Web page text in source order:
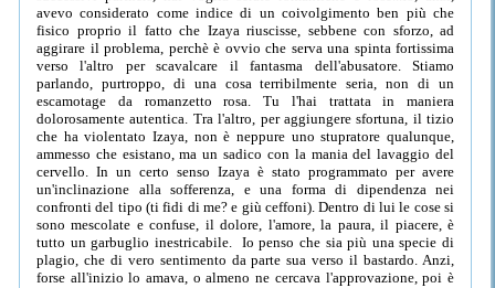
avevo considerato come indice di un coivolgimento ben più che
fisico proprio il fatto che Izaya riuscisse, sebbene con sforzo, ad
aggirare il problema, perchè è ovvio che serva una spinta fortissima
verso l'altro per scavalcare il fantasma dell'abusatore. Stiamo
parlando, purtroppo, di una cosa terribilmente seria, non di un
escamotage da romanzetto rosa. Tu l'hai trattata in maniera
dolorosamente autentica. Tra l'altro, per aggiungere sfortuna, il tizio
che ha violentato Izaya, non è neppure uno stupratore qualunque,
ammesso che esistano, ma un sadico con la mania del lavaggio del
cervello. In un certo senso Izaya è stato programmato per avere
un'inclinazione alla sofferenza, e una forma di dipendenza nei
confronti del tipo (ti fidi di me? e giù ceffoni). Dentro di lui le cose si
sono mescolate e confuse, il dolore, l'amore, la paura, il piacere, è
tutto un garbuglio inestricabile. Io penso che sia più una specie di
plagio, che di vero sentimento da parte sua verso il bastardo. Anzi,
forse all'inizio lo amava, o almeno ne cercava l'approvazione, poi è